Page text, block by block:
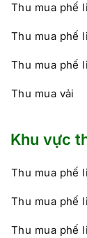
Thu mua phế
Thu mua phế
Thu mua phế
Thu mua vải
Khu vực
Thu mua phế
Thu mua phế
Thu mua phế